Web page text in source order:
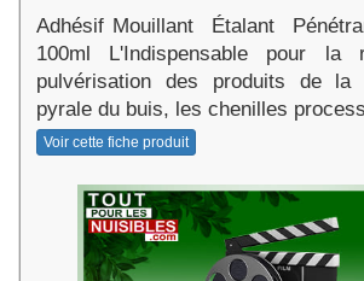
Adhésif Mouillant Étalant
100ml L'Indispensable pour la
pulvérisation des produits de
pyrale du buis, les chenilles
Voir cette fiche produit